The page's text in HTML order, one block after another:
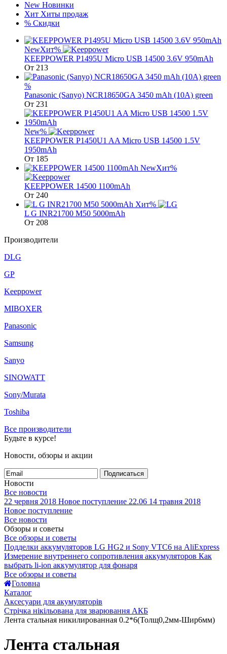
New Новинки
Хит Хиты продаж
% Скидки
NewХит%
KEEPPOWER P1495U Micro USB 14500 3.6V 950mAh
От 213
%
Panasonic (Sanyo) NCR18650GA 3450 mAh (10A) green
От 231
New%
KEEPPOWER P1450U1 AA Micro USB 14500 1.5V
1950mAh
От 185
NewХит%
KEEPPOWER 14500 1100mAh
От 240
Хит%
L G INR21700 М50 5000mAh
От 208
Производители
DLG
GP
Keeppower
MIBOXER
Panasonic
Samsung
Sanyo
SINOWATT
Sony/Murata
Toshiba
Все производители
Будьте в курсе!
Новости, обзоры и акции
Подписаться
Новости
Все новости
22 червня 2018 Новое поступление 22.06 14 травня 2018
Новое поступление
Все новости
Обзоры и советы
Все обзоры и советы
Подделки аккумуляторов LG HG2 и Sony VTC6 на AliExpress
Измерение внутреннего сопротивления аккумуляторов Как
выбрать li-ion аккумулятор для фонаря
Все обзоры и советы
Головна
Каталог
Аксесуари для акумуляторів
Стрічка нікільована для зварювання АКБ
Лента стальная никилированная 0.2*6(Толщ0,2мм-Шир6мм)
Лента стальная